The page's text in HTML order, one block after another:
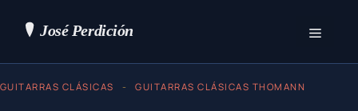
GUITARRAS CLÁSICAS - GUITARRAS CLÁSICAS THOMANN